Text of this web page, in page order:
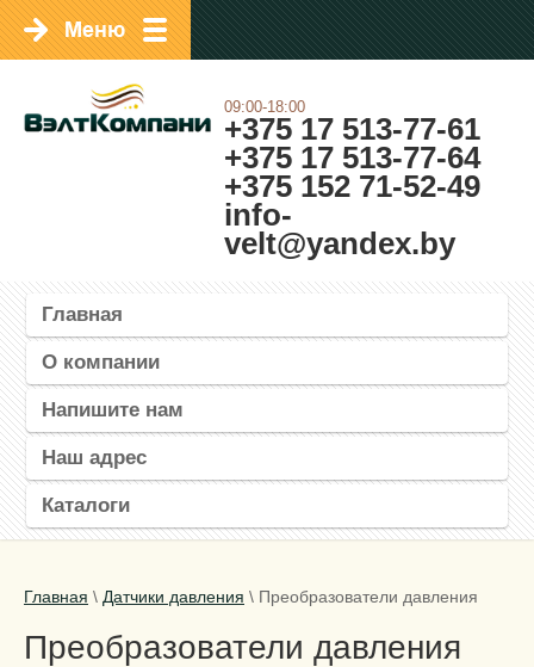
09:00-18:00
+375 17 513-77-61
+375 17 513-77-64
+375 152 71-52-49
info-
velt@yandex.by
Главная
О компании
Напишите нам
Наш адрес
Каталоги
Главная \ Датчики давления \ Преобразователи давления
Преобразователи давления